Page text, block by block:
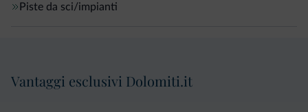
Piste da sci/impianti
Vantaggi esclusivi Dolomiti.it